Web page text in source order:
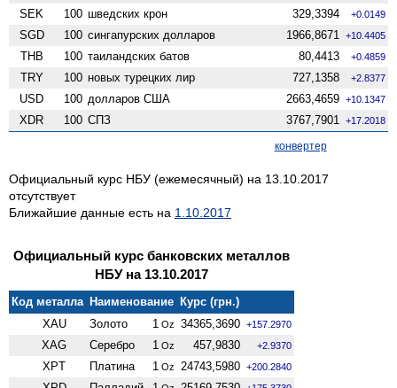
SEK 100 шведских крон 329,3394 +0.0149
SGD 100 сингапурских долларов 1966,8671 +10.4405
THB 100 таиландских батов 80,4413 +0.4859
TRY 100 новых турецких лир 727,1358 +2.8377
USD 100 долларов США 2663,4659 +10.1347
XDR 100 СПЗ 3767,7901 +17.2018
конвертер
Официальный курс НБУ (ежемесячный) на 13.10.2017
отсутствует
Ближайшие данные есть на 1.10.2017
Официальный курс банковских металлов
НБУ на 13.10.2017
Код металла Наименование Курс (грн.)
XAU
Золото 1 Oz 34365,3690 +157.2970
XAG Серебро 1 Oz 457,9830 +2.9370
XPT Платина 1 Oz 24743,5980 +200.2840